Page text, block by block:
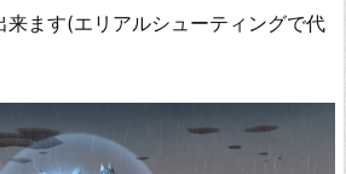
来ます(エリアルシューティングで代